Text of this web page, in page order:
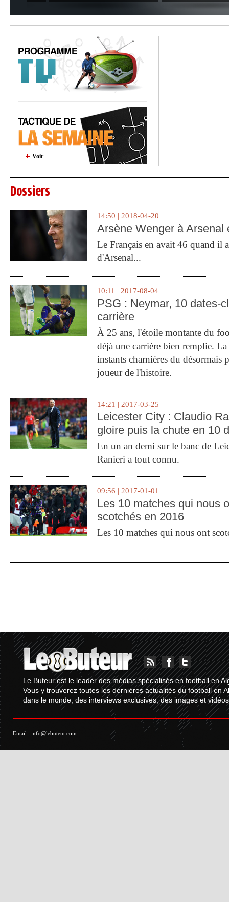
Voir
Dossiers
14:50 | 2018-04-20
Arsène Wenger à Arsenal
Le Français en avait 46 quand il
d'Arsenal...
10:11 | 2017-08-04
PSG : Neymar, 10 dates-
carrière
À 25 ans, l'étoile montante du
déjà une carrière bien remplie.
instants charnières du désormais
joueur de l'histoire.
14:21 | 2017-03-25
Leicester City : Claudio
gloire puis la chute en 10
En un an demi sur le banc de
Ranieri a tout connu.
09:56 | 2017-01-01
Les 10 matches qui nous
scotchés en 2016
Les 10 matches qui nous ont
Le Buteur est le leader des médias spécialisés en football en
Vous y trouverez toutes les dernières actualités du football en
dans le monde, des interviews exclusives, des images et
Email : info@lebuteur.com